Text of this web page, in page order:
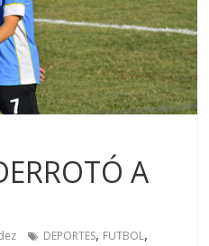
A
DEPORTES, FUTBOL,